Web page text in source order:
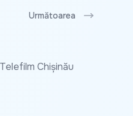
Următoarea
Telefilm Chișinău